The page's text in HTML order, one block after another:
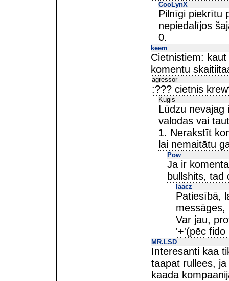
CooLynX
Pilnīgi piekrītu
nepiedalījos
0.
keem
Cietnistiem:
komentu
agressor
:??? cietnis
Kugis
Lūdzu nevajag
valodas vai
1. Nerakstīt
lai nemaitātu
Pow
Ja ir
bullshits, tad
laacz
Patiesībā,
messāges,
Var jau,
'+'(pēc fido
MR.LSD
Interesanti kaa
taapat rullees,
kaada